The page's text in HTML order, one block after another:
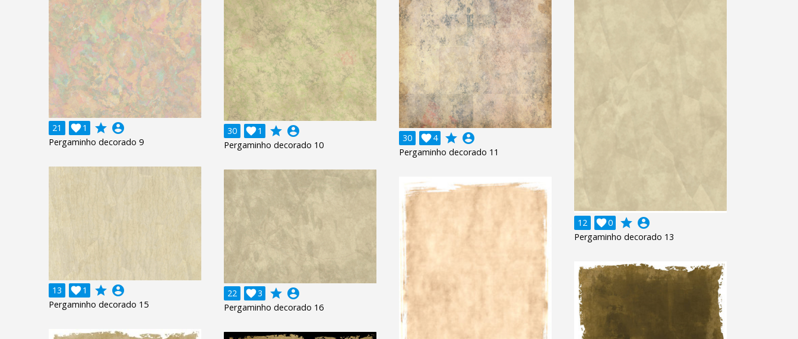
21 1
 grade account_circle
Pergaminho decorado 9
30 1
 grade account_circle
Pergaminho decorado 10
30 4
 grade account_circle
Pergaminho decorado 11
12 0
 grade account_circle
Pergaminho decorado 13
13 1
 grade account_circle
Pergaminho decorado 15
22 3
 grade account_circle
Pergaminho decorado 16